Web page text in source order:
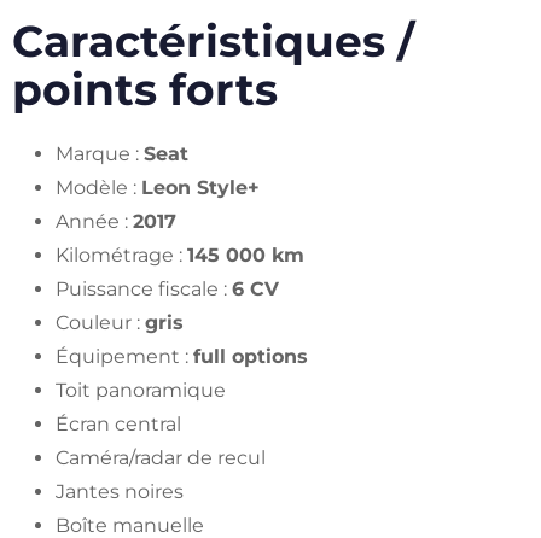
Caractéristiques /
points forts
Marque : Seat
Modèle : Leon Style+
Année : 2017
Kilométrage : 145 000 km
Puissance fiscale : 6 CV
Couleur : gris
Équipement : full options
Toit panoramique
Écran central
Caméra/radar de recul
Jantes noires
Boîte manuelle